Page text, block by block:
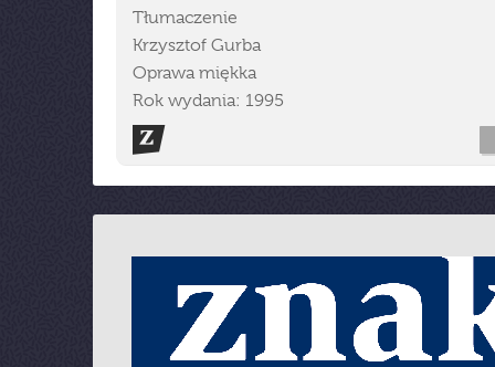
Tłumaczenie
Krzysztof Gurba
Oprawa miękka
Rok wydania: 1995